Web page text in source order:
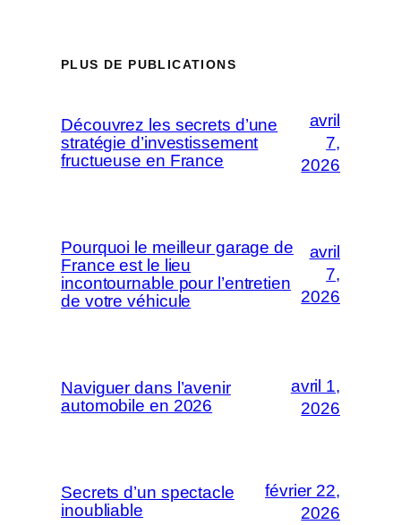
PLUS DE PUBLICATIONS
Découvrez les secrets d’une
stratégie d’investissement
fructueuse en France
avril
7,
2026
Pourquoi le meilleur garage de
France est le lieu
incontournable pour l’entretien
de votre véhicule
avril
7,
2026
Naviguer dans l’avenir
automobile en 2026
avril 1,
2026
Secrets d’un spectacle
inoubliable
février 22,
2026